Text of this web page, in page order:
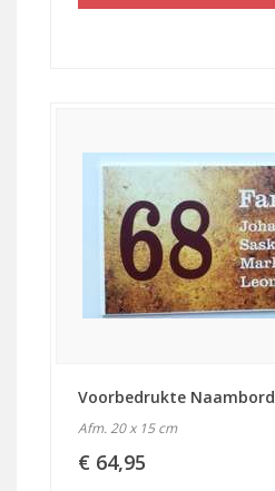
Voorbedrukte Naambord
Afm. 20 x 15 cm
€ 64,95